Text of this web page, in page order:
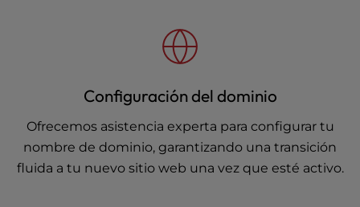
Configuración del dominio
Ofrecemos asistencia experta para configurar tu
nombre de dominio, garantizando una transición
fluida a tu nuevo sitio web una vez que esté activo.